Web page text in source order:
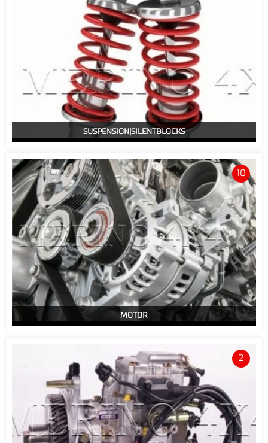
SUSPENSION|SILENTBLOCKS
MOTOR
10
2